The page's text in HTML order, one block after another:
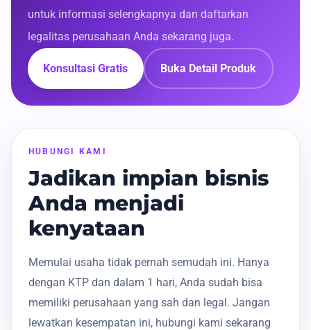
untuk informasi selengkapnya dan daftarkan
legalitas perusahaan Anda sekarang juga.
Konsultasi Gratis Buka Detail Produk
HUBUNGI KAMI
Jadikan impian bisnis
Anda menjadi
kenyataan
Memulai usaha tidak pernah semudah ini. Hanya
dengan KTP dan dalam 1 hari, Anda sudah bisa
memiliki perusahaan yang sah dan legal. Jangan
lewatkan kesempatan ini, hubungi kami sekarang